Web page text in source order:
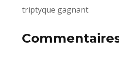
triptyque gagnant